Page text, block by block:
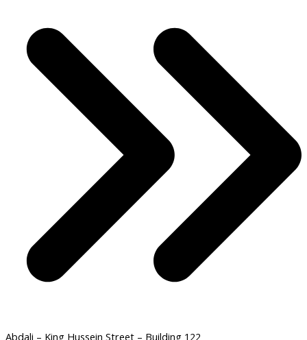
Abdali – King Hussein Street – Building 122